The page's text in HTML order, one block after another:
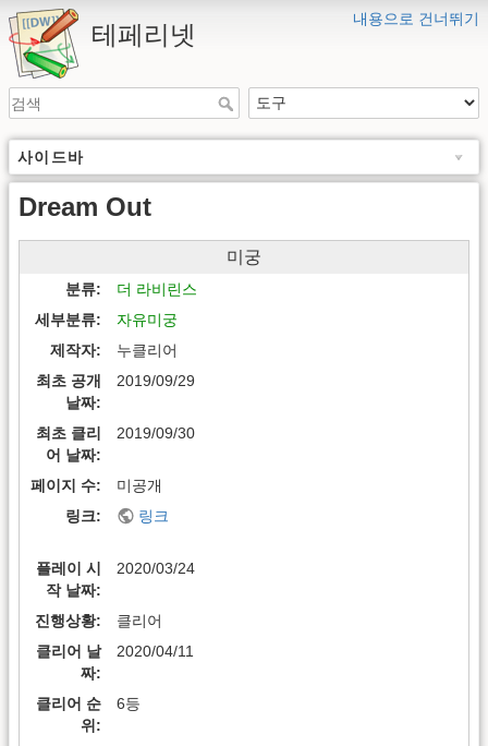
내용으로 건너뛰기
테페리넷
사이드바
Dream Out
미궁
분류
더 라비린스
세부분류
자유미궁
제작자
누클리어
최초 공개
날짜
2019/09/29
최초 클리
어 날짜
2019/09/30
페이지 수
미공개
링크
링크
플레이 시
작 날짜
2020/03/24
진행상황
클리어
클리어 날
짜
2020/04/11
클리어 순
위
6등